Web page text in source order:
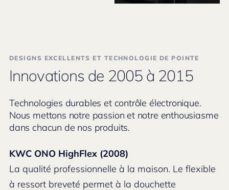
DESIGNS EXCELLENTS ET TECHNOLOGIE DE POINTE
Innovations de 2005 à 2015
Technologies durables et contrôle électronique.
Nous mettons notre passion et notre enthousiasme
dans chacun de nos produits.
KWC ONO HighFlex (2008)
La qualité professionnelle à la maison. Le flexible
à ressort breveté permet à la douchette